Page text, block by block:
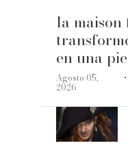
la maison
en una
Agosto 05,
2026